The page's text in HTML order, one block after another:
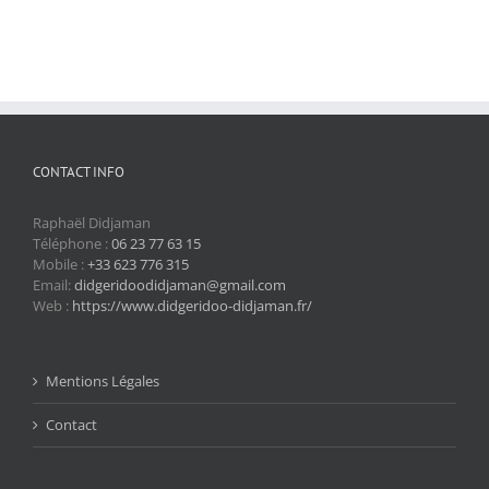
CONTACT INFO
Raphaël Didjaman
Téléphone :06 23 77 63 15
Mobile :+33 623 776 315
Email:didgeridoodidjaman@gmail.com
Web : https://www.didgeridoo-didjaman.fr/
Mentions Légales
Contact